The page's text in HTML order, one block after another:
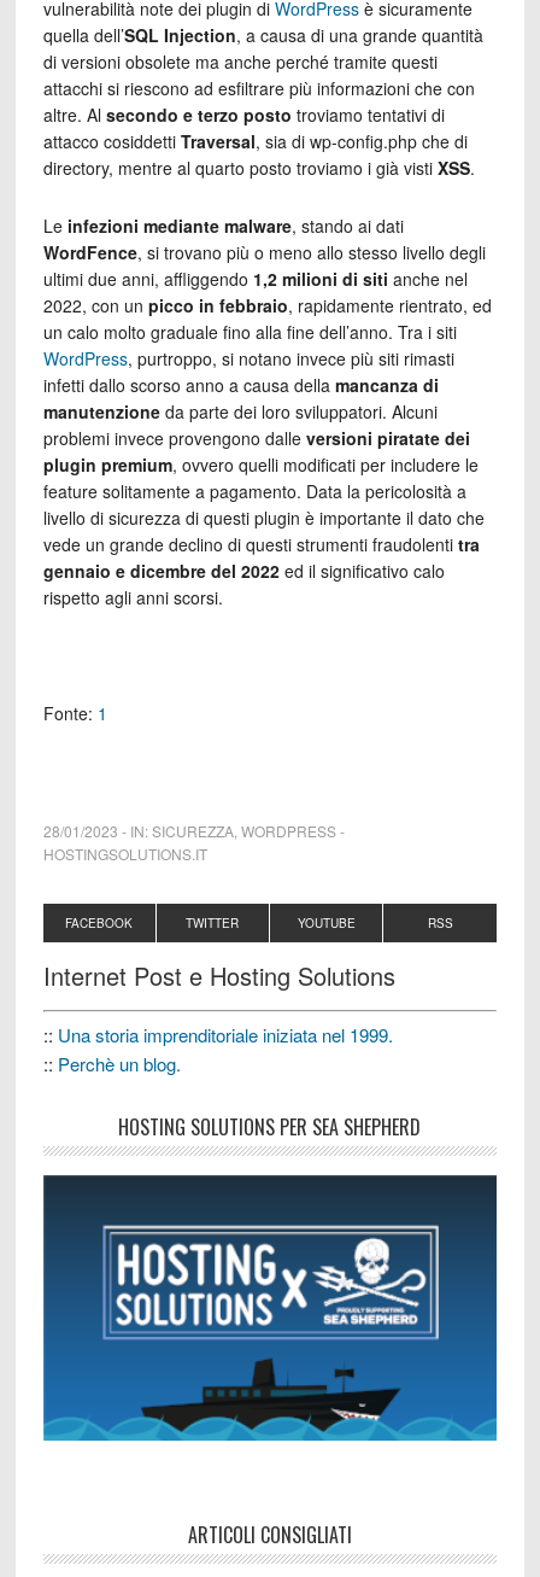
vulnerabilità note dei plugin di WordPressè sicuramente
quella dell’SQL Injection, a causa di una grande quantità
di versioni obsolete ma anche perché tramite questi
attacchi si riescono ad esfiltrare più informazioni che con
altre. Al secondo e terzo posto troviamo tentativi di
attacco cosiddetti Traversal, sia di wp-config.php che di
directory, mentre al quarto posto troviamo i già visti XSS.
Le infezioni mediante malware, stando ai dati
WordFence, si trovano più o meno allo stesso livello degli
ultimi due anni, affliggendo 1,2 milioni di siti anche nel
2022, con un picco in febbraio, rapidamente rientrato, ed
un calo molto graduale fino alla fine dell’anno. Tra i siti
WordPress, purtroppo, si notano invece più siti rimasti
infetti dallo scorso anno a causa della mancanza di
manutenzioneda parte dei loro sviluppatori. Alcuni
problemi invece provengono dalle versioni piratate dei
plugin premium, ovvero quelli modificati per includere le
feature solitamente a pagamento. Data la pericolosità a
livello di sicurezza di questi plugin è importante il dato che
vede un grande declino di questi strumenti fraudolenti tra
gennaio e dicembre del 2022ed il significativo calo
rispetto agli anni scorsi.
Fonte: 1
28/01/2023 - IN:SICUREZZA, WORDPRESS-
HOSTINGSOLUTIONS.IT
FACEBOOK TWITTER YOUTUBE RSS
Internet Post e Hosting Solutions
:: Una storia imprenditoriale iniziata nel 1999.
:: Perchè un blog.
HOSTING SOLUTIONS PER SEA SHEPHERD
ARTICOLI CONSIGLIATI